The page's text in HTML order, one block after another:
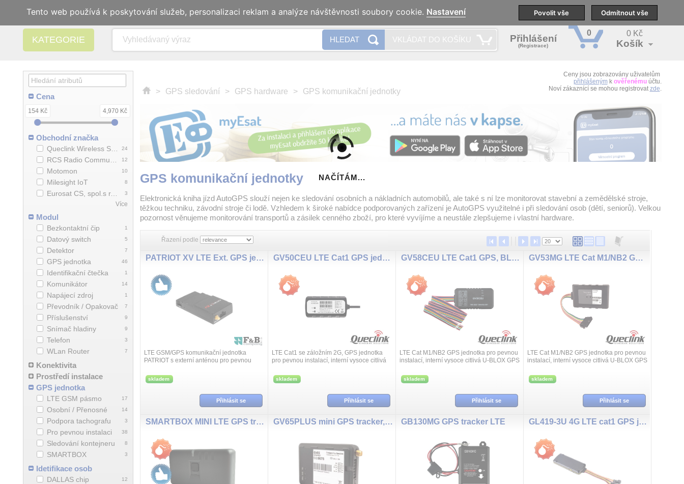
Naše pobočky Technická podpora CS
KATEGORIE HLEDAT VKLÁDAT DO KOŠÍKU Přihlášení
(Registrace)
0 0 Kč
Košík
Cena
154 Kč 4,970 Kč
Obchodní značka
24
Queclink Wireless Solutions Co.,Ltd.
12
10
Motomon
8
Milesight IoT
3
Eurosat CS, spol.s r.o.
Více
Modul
1
Bezkontaktní čip
5
Datový switch
7
Detektor
46
GPS jednotka
1
Identifikační čtečka
14
Komunikátor
1
Napájecí zdroj
7
Převodník / Opakovač
9
Příslušenství
9
Snímač hladiny
3
Telefon
7
WLan Router
Konektivita
Prostředí instalace
GPS jednotka
17
LTE GSM pásmo
14
Osobní / Přenosné
3
Podpora tachografu
38
Pro pevnou instalaci
8
Sledování kontejneru
3
SMARTBOX
Idetifikace osob
12
DALLAS chip
> GPS sledování > GPS hardware > GPS komunikační jednotky
Ceny jsou zobrazovány uživatelům
přihlášenýmk ověřenémuúčtu.
Noví zákaznící se mohou registrovatzde.
GPS komunikační jednotky
Elektronická kniha jízd AutoGPS slouží nejen ke sledování osobních a nákladních automobilů, ale také s ní lze monitorovat stavební a zemědělské stroje,
těžkou techniku, závodní stroje či lodě. Vzhledem k široké nabídce podporovaných zařízení je AutoGPS využitelné i při sledování osob (dětí, seniorů). Velkou
pozornost věnujeme monitorování transportů a zásilek cenného zboží, pro které vyvíjíme a neustále zlepšujeme i vlastní hardware.
NAČÍTÁM...
Řazení podle
PATRIOT XV LTE Ext. GPS jednotka GSM/LTE, ext GPS antena
LTE GSM/GPS komunikační jednotka
PATRIOT s externí anténou pro pevnou
záznamem GPS souřadnic a on-line
posíláním přes GSM sí...
skladem
Přihlásit se
GV50CEU LTE Cat1 GPS jednotka
LTE Cat1 se záložním 2G, GPS jednotka
pro pevnou instalací, interní vysoce citlivá
digitální vstup a výstup, programov...
skladem
Přihlásit se
GV58CEU LTE Cat1 GPS, BL5.2 jednotka
LTE Cat M1/NB2 GPS jednotka pro pevnou
instalací, interní vysoce citlivá U-BLOX GPS
digitální vstup a výstup, program...
skladem
Přihlásit se
GV53MG LTE Cat M1/NB2 GPS jednotka
LTE Cat M1/NB2 GPS jednotka pro pevnou
instalací, interní vysoce citlivá U-BLOX GPS
programovatelný vstup/v...
skladem
Přihlásit se
SMARTBOX MINI LTE GPS tracker GV65PLUS mini GPS tracker,AKKU GB130MG GPS tracker LTE GL419-3U 4G LTE cat1 GPS jednotka 9 - 72 VDC
Tento web používá k poskytování služeb, personalizaci reklam a analýze návštěvnosti soubory cookie. Nastavení Povolit vše Odmítnout vše